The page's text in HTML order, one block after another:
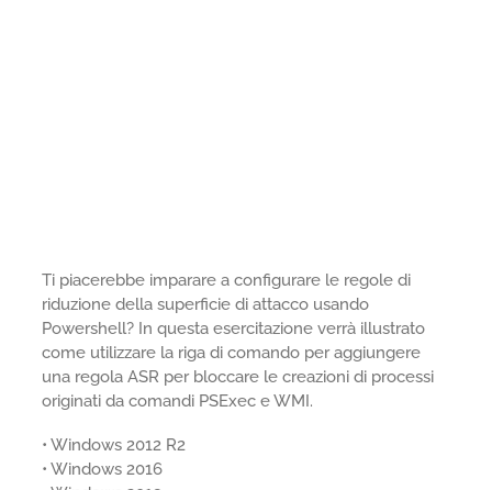
Ti piacerebbe imparare a configurare le regole di
riduzione della superficie di attacco usando
Powershell? In questa esercitazione verrà illustrato
come utilizzare la riga di comando per aggiungere
una regola ASR per bloccare le creazioni di processi
originati da comandi PSExec e WMI.
• Windows 2012 R2
• Windows 2016